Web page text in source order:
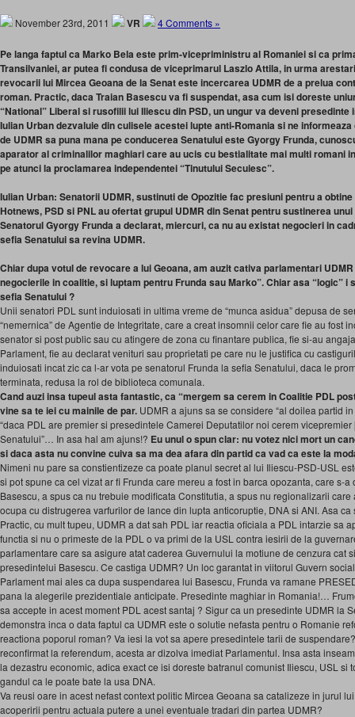
November 23rd, 2011 VR 4 Comments »
Pe langa faptul ca Marko Bela este prim-vicepriministru al Romaniei si ca
Transilvaniei, ar putea fi condusa de viceprimarul Laszlo Attila, in urma
revocarii lui Mircea Geoana de la Senat este incercarea UDMR de a prelua
roman. Practic, daca Traian Basescu va fi suspendat, asa cum isi doreste
“National” Liberal si rusofilii lui Iliescu din PSD, un ungur va deveni
Iulian Urban dezvaluie din culisele acestei lupte anti-Romania si ne
de UDMR sa puna mana pe conducerea Senatului este Gyorgy Frunda,
aparator al criminalilor maghiari care au ucis cu bestialitate mai multi romani
pe atunci la proclamarea independentei “Tinutului Secuiesc”.
Iulian Urban: Senatorii UDMR, sustinuti de Opozitie fac presiuni pentru a
Hotnews, PSD si PNL au ofertat grupul UDMR din Senat pentru sustinerea
Senatorul Gyorgy Frunda a declarat, miercuri, ca nu au existat negocieri in
sefia Senatului sa revina UDMR.
Chiar dupa votul de revocare a lui Geoana, am auzit cativa parlamentari
negocierile in coalitie, si luptam pentru Frunda sau Marko”. Chiar asa “logic” i
sefia Senatului ?
Unii senatori PDL sunt induiosati in ultima vreme de “munca asidua” depusa de
“nemernica” de Agentie de Integritate, care a creat insomnii celor care fie au fost
senator si post public sau cu atingere de zona cu finantare publica, fie si-au
Parlament, fie au declarat venituri sau proprietati pe care nu le justifica cu
induiosati incat zic ca l-ar vota pe senatorul Frunda la sefia Senatului, daca le
terminata, redusa la rol de biblioteca comunala.
Cand auzi insa tupeul asta fantastic, ca “mergem sa cerem in Coalitie PDL
vine sa te iei cu mainile de par. UDMR a ajuns sa se considere “al doilea partid
“daca PDL are premier si presedintele Camerei Deputatilor noi cerem
Senatului”… In asa hal am ajuns!? Eu unul o spun clar: nu votez nici mort un
si daca asta nu convine cuiva sa ma dea afara din partid ca vad ca este la
Nimeni nu pare sa constientizeze ca poate planul secret al lui Iliescu-PSD-USL
si pot spune ca cel vizat ar fi Frunda care mereu a fost in barca opozanta, care s-
Basescu, a spus ca nu trebuie modificata Constitutia, a spus nu regionalizarii care
ocupa cu distrugerea varfurilor de lance din lupta anticoruptie, DNA si ANI. Asa
Practic, cu mult tupeu, UDMR a dat sah PDL iar reactia oficiala a PDL intarzie sa
functia si nu o primeste de la PDL o va primi de la USL contra iesirii de la
parlamentare care sa asigure atat caderea Guvernului la motiune de cenzura cat
presedintelui Basescu. Ce castiga UDMR? Un loc garantat in viitorul Guvern
Parlament mai ales ca dupa suspendarea lui Basescu, Frunda va ramane
pana la alegerile prezidentiale anticipate. Presedinte maghiar in Romania!…
sa accepte in acest moment PDL acest santaj ? Sigur ca un presedinte UDMR la
demonstra inca o data faptul ca UDMR este o solutie nefasta pentru o Romanie
reactiona poporul roman? Va iesi la vot sa apere presedintele tarii de
reconfirmat la referendum, acesta ar dizolva imediat Parlamentul. Insa asta
la dezastru economic, adica exact ce isi doreste batranul comunist Iliescu, USL si
gandul ca le poate bate la usa DNA.
Va reusi oare in acest nefast context politic Mircea Geoana sa catalizeze in jurul
acoperirii pentru actuala putere a unei eventuale tradari din partea UDMR?